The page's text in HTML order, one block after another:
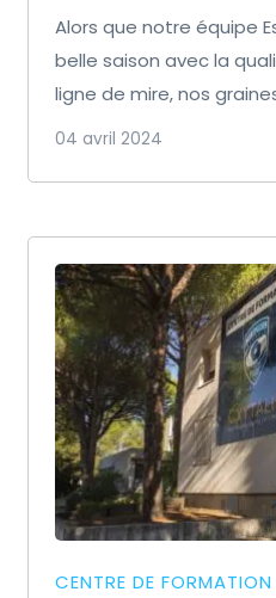
Alors que notre équipe
belle saison avec la
ligne de mire, nos
04 avril 2024
CENTRE DE FORMATION